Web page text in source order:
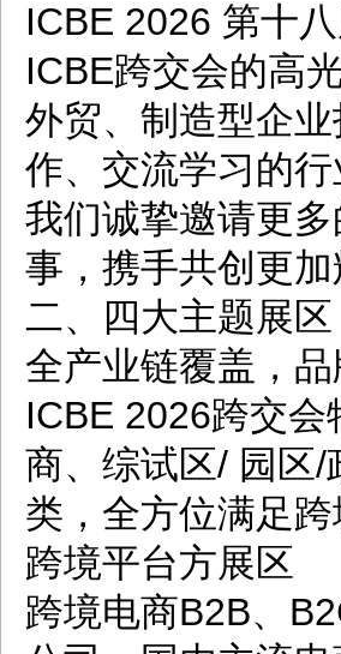
ICBE 2026 第十
ICBE跨交会的高
外贸、制造型企
作、交流学习的
我们诚挚邀请更
事，携手共创更
二、四大主题展区
全产业链覆盖，
ICBE 2026跨交
商、综试区/ 园区
类，全方位满足
跨境平台方展区
跨境电商B2B、